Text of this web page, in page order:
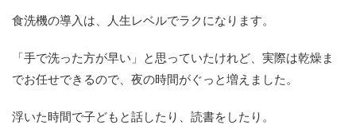
食洗機の導入は、人生レベルでラクになります。
「手で洗った方が早い」と思っていたけれど、実際は乾燥ま
でお任せできるので、夜の時間がぐっと増えました。
浮いた時間で子どもと話したり、読書をしたり。